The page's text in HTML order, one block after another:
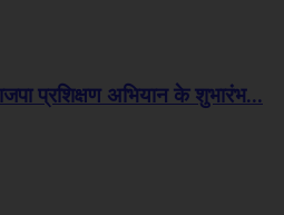
प्रशिक्षण अभियान के शुभारंभ...